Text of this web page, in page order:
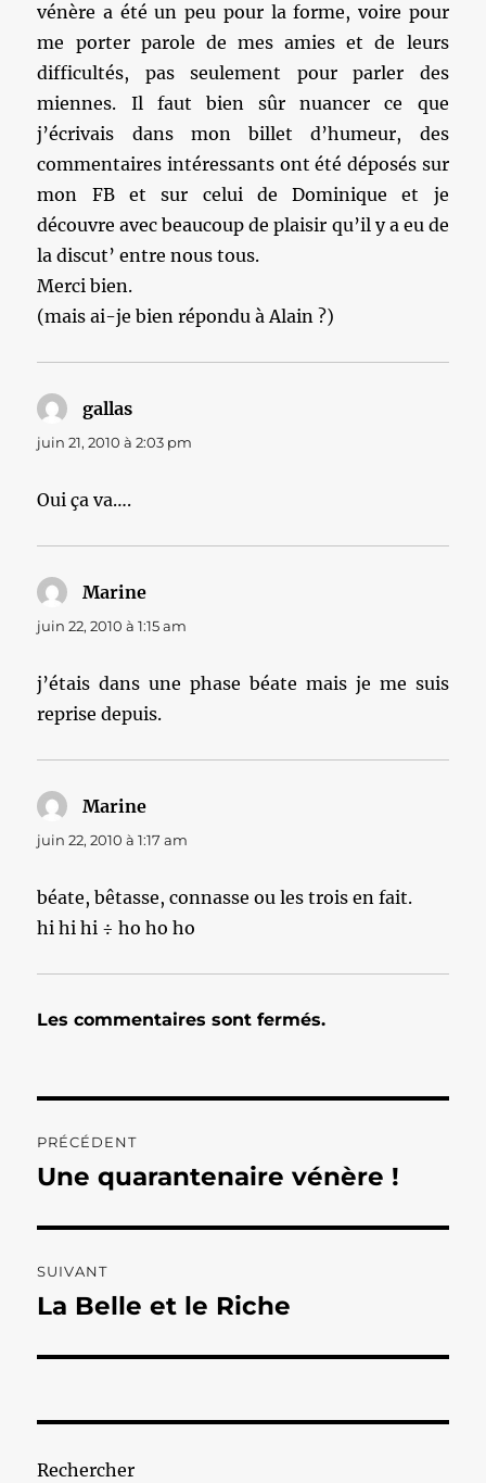
vénère a été un peu pour la forme, voire pour
me porter parole de mes amies et de leurs
difficultés, pas seulement pour parler des
miennes. Il faut bien sûr nuancer ce que
j’écrivais dans mon billet d’humeur, des
commentaires intéressants ont été déposés sur
mon FB et sur celui de Dominique et je
découvre avec beaucoup de plaisir qu’il y a eu de
la discut’ entre nous tous.
Merci bien.
(mais ai-je bien répondu à Alain ?)
gallas
juin 21, 2010 à 2:03 pm
Oui ça va….
Marine
juin 22, 2010 à 1:15 am
j’étais dans une phase béate mais je me suis
reprise depuis.
Marine
juin 22, 2010 à 1:17 am
béate, bêtasse, connasse ou les trois en fait.
hi hi hi ÷ ho ho ho
Les commentaires sont fermés.
de
PRÉCÉDENT
Publication
Une quarantenaire vénère !
SUIVANT
Publication
La Belle et le Riche
Rechercher